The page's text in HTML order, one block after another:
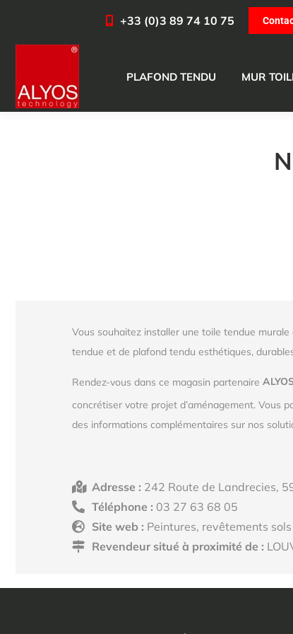
+33 (0)3 89 74 10 75
PLAFOND TENDU MUR
Vous souhaitez installer une toile tendue
tendue et de plafond tendu esthétiques,
Rendez-vous dans ce magasin partenaire
concrétiser votre projet d’aménagement. Vous
des informations complémentaires sur nos
Adresse : 242 Route de Landrecies,
Téléphone : 03 27 63 68 05
Site web : Peintures, revêtements
Revendeur situé à proximité de :